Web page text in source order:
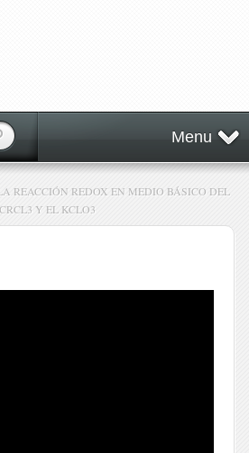
Menu
REACCIÓN REDOX EN MEDIO BÁSICO DEL
CRCL3 Y EL KCLO3